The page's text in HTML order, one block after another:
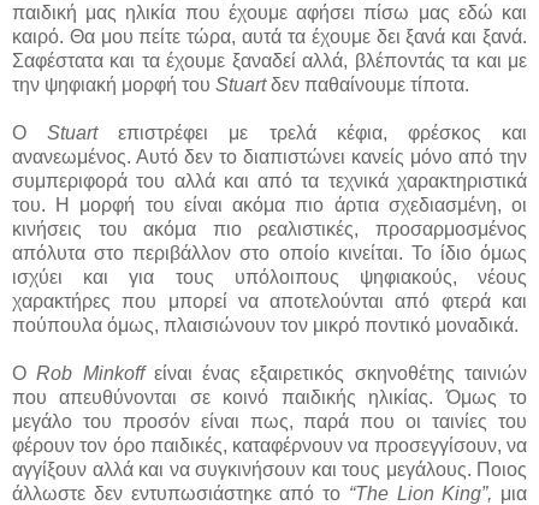
παιδική μας ηλικία που έχουμε αφήσει πίσω μας εδώ και
καιρό. Θα μου πείτε τώρα, αυτά τα έχουμε δει ξανά και ξανά.
Σαφέστατα και τα έχουμε ξαναδεί αλλά, βλέποντάς τα και με
την ψηφιακή μορφή του Stuartδεν παθαίνουμε τίποτα.
ΟStuartεπιστρέφει με τρελά κέφια, φρέσκος και
ανανεωμένος. Αυτό δεν το διαπιστώνει κανείς μόνο από την
συμπεριφορά του αλλά και από τα τεχνικά χαρακτηριστικά
του. Η μορφή του είναι ακόμα πιο άρτια σχεδιασμένη, οι
κινήσεις του ακόμα πιο ρεαλιστικές, προσαρμοσμένος
απόλυτα στο περιβάλλον στο οποίο κινείται. Το ίδιο όμως
ισχύει και για τους υπόλοιπους ψηφιακούς, νέους
χαρακτήρες που μπορεί να αποτελούνται από φτερά και
πούπουλα όμως, πλαισιώνουν τον μικρό ποντικό μοναδικά.
ΟRob Minkoffείναι ένας εξαιρετικός σκηνοθέτης ταινιών
που απευθύνονται σε κοινό παιδικής ηλικίας. Όμως το
μεγάλο του προσόν είναι πως, παρά που οι ταινίες του
φέρουν τον όρο παιδικές, καταφέρνουν να προσεγγίσουν, να
αγγίξουν αλλά και να συγκινήσουν και τους μεγάλους. Ποιος
άλλωστε δεν εντυπωσιάστηκε από το “The Lion King”, μια